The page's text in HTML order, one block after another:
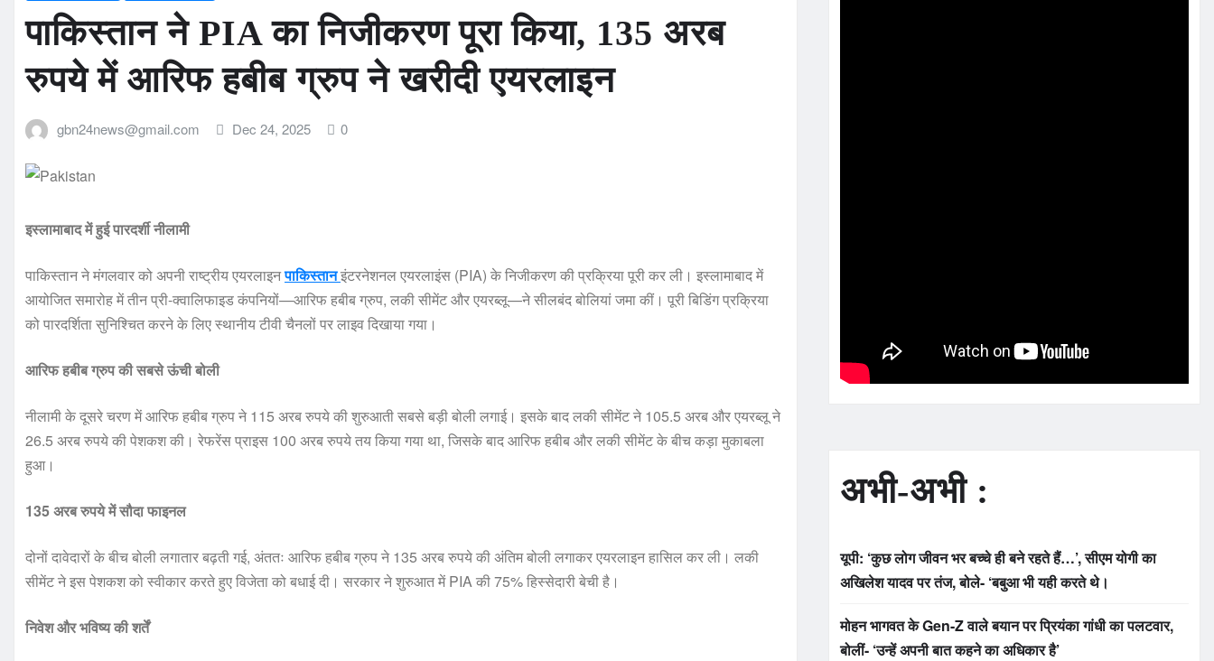
पाकिस्तान ने PIA का निजीकरण पूरा किया, 135 अरब
रुपये में आरिफ हबीब ग्रुप ने खरीदी एयरलाइन
gbn24news@gmail.com Dec 24, 2025 0
इस्लामाबाद में हुई पारदर्शी नीलामी
पाकिस्तान ने मंगलवार को अपनी राष्ट्रीय एयरलाइनपाकिस्तानइंटरनेशनल एयरलाइंस (PIA) के निजीकरण की प्रक्रिया पूरी कर ली। इस्लामाबाद में
आयोजित समारोह में तीन प्री-क्वालिफाइड कंपनियों—आरिफ हबीब ग्रुप, लकी सीमेंट और एयरब्लू—ने सीलबंद बोलियां जमा कीं। पूरी बिडिंग प्रक्रिया
को पारदर्शिता सुनिश्चित करने के लिए स्थानीय टीवी चैनलों पर लाइव दिखाया गया।
आरिफ हबीब ग्रुप की सबसे ऊंची बोली
नीलामी के दूसरे चरण में आरिफ हबीब ग्रुप ने 115 अरब रुपये की शुरुआती सबसे बड़ी बोली लगाई। इसके बाद लकी सीमेंट ने 105.5 अरब और एयरब्लू ने
26.5 अरब रुपये की पेशकश की। रेफरेंस प्राइस 100 अरब रुपये तय किया गया था, जिसके बाद आरिफ हबीब और लकी सीमेंट के बीच कड़ा मुकाबला
हुआ।
135 अरब रुपये में सौदा फाइनल
दोनों दावेदारों के बीच बोली लगातार बढ़ती गई, अंततः आरिफ हबीब ग्रुप ने 135 अरब रुपये की अंतिम बोली लगाकर एयरलाइन हासिल कर ली। लकी
सीमेंट ने इस पेशकश को स्वीकार करते हुए विजेता को बधाई दी। सरकार ने शुरुआत में PIA की 75% हिस्सेदारी बेची है।
निवेश और भविष्य की शर्तें
अभी-अभी :
यूपी: ‘कुछ लोग जीवन भर बच्चे ही बने रहते हैं…’, सीएम योगी का
अखिलेश यादव पर तंज, बोले- ‘बबुआ भी यही करते थे।
मोहन भागवत के Gen-Z वाले बयान पर प्रियंका गांधी का पलटवार,
बोलीं- ‘उन्हें अपनी बात कहने का अधिकार है’